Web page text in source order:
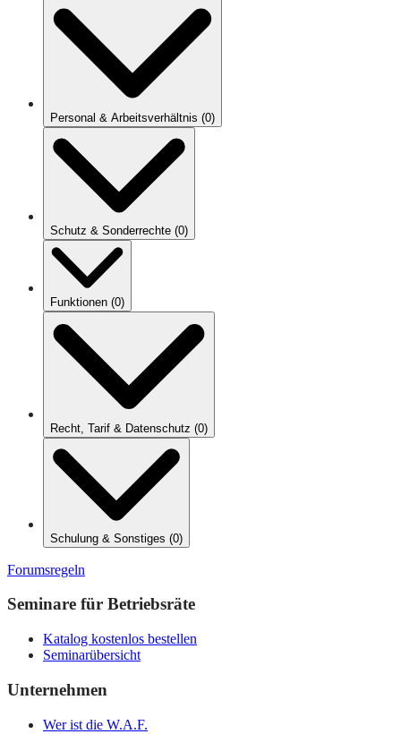
Personal & Arbeitsverhältnis (0)
Schutz & Sonderrechte (0)
Funktionen (0)
Recht, Tarif & Datenschutz (0)
Schulung & Sonstiges (0)
Forumsregeln
Seminare für Betriebsräte
Katalog kostenlos bestellen
Seminarübersicht
Unternehmen
Wer ist die W.A.F.